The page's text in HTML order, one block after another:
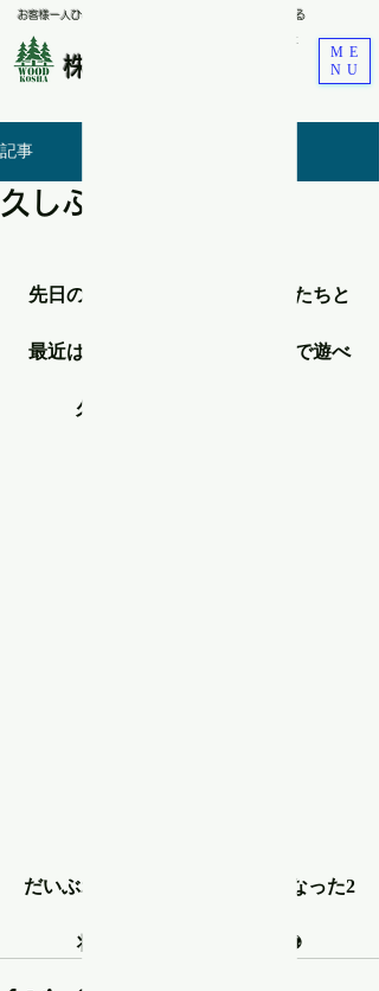
お客様一人ひとりのライフスタイルに合わせた空間を届ける
株式会社ウッド工舎
​Renovations＆Carpent
ME
NU
記事
久しぶりの公園⚽
先日のお休みに久しぶりに子供たちと
最近は雨が多かったりと中々外で遊べ
久しぶりにおおはしゃぎ！
だいぶボールを蹴るのが上手くなった2
将来はこっちの道か？！⚽